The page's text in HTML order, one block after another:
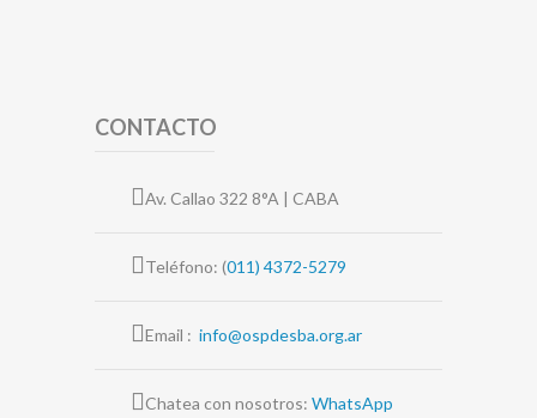
CONTACTO
Av. Callao 322 8°A | CABA
Teléfono: (011) 4372-5279
Email : info@ospdesba.org.ar
Chatea con nosotros: WhatsApp